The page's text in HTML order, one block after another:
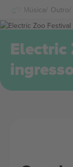
Música Outro
Electric